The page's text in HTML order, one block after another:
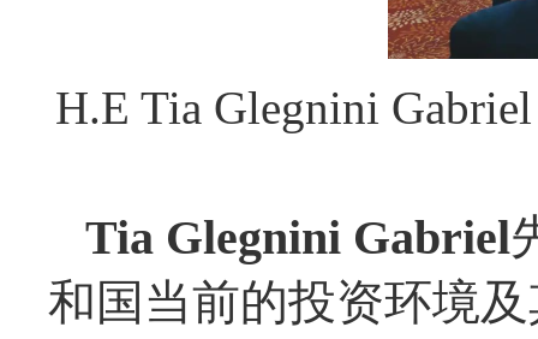
H.E Tia Glegnini
Tia Glegnini Gabriel
和国当前的投资环境